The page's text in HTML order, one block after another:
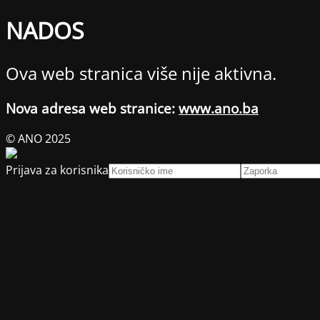
NADOS
Ova web stranica više nije aktivna.
Nova adresa web stranice: www.ano.ba
© ANO 2025
Prijava za korisnika